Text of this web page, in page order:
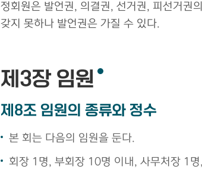
정회원은 발언권, 의결권, 선거권, 피선거권
갖지 못하나 발언권은 가질 수 있다.
제3장 임원
제8조 임원의 종류와 정수
본 회는 다음의 임원을 둔다.
회장 1명, 부회장 10명 이내, 사무처장 1